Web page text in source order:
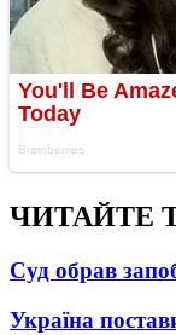
ЧИТАЙТЕ
Суд обрав
Україна